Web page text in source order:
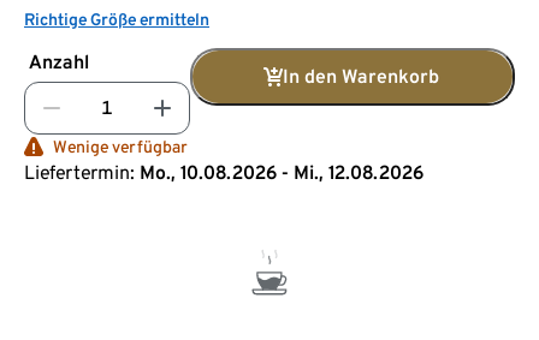
Richtige Größe ermitteln
Anzahl
In den Warenkorb
Wenige verfügbar
Liefertermin: Mo., 10.08.2026 - Mi., 12.08.2026